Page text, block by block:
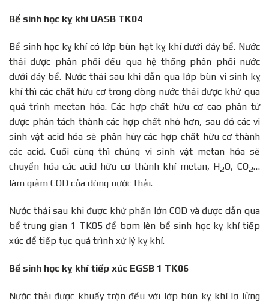
Bể sinh học kỵ khí UASB TK04
Bể sinh học kỵ khí có lớp bùn hạt kỵ khí dưới đáy bể. Nước
thải được phân phối đều qua hệ thống phân phối nước
dưới đáy bể. Nước thải sau khi dẫn qua lớp bùn vi sinh kỵ
khí thì các chất hữu cơ trong dòng nước thải được khử qua
quá trình meetan hóa. Các hợp chất hữu cơ cao phân tử
được phân tách thành các hợp chất nhỏ hơn, sau đó các vi
sinh vật acid hóa sẽ phân hủy các hợp chất hữu cơ thành
các acid. Cuối cùng thì chủng vi sinh vật metan hóa sẽ
chuyển hóa các acid hữu cơ thành khí metan, H2O, CO2­­…
làm giảm COD của dòng nước thải.
Nước thải sau khi được khử phần lớn COD và được dẫn qua
bể trung gian 1 TK05 để bơm lên bể sinh học kỵ khí tiếp
xúc để tiếp tục quá trình xử lý kỵ khí.
Bể sinh học kỵ khí tiếp xúc EGSB 1 TK06
Nước thải được khuấy trộn đều với lớp bùn kỵ khí lơ lửng